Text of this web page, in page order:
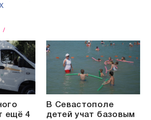
ещё 4
В Севастополе
детей учат базовым